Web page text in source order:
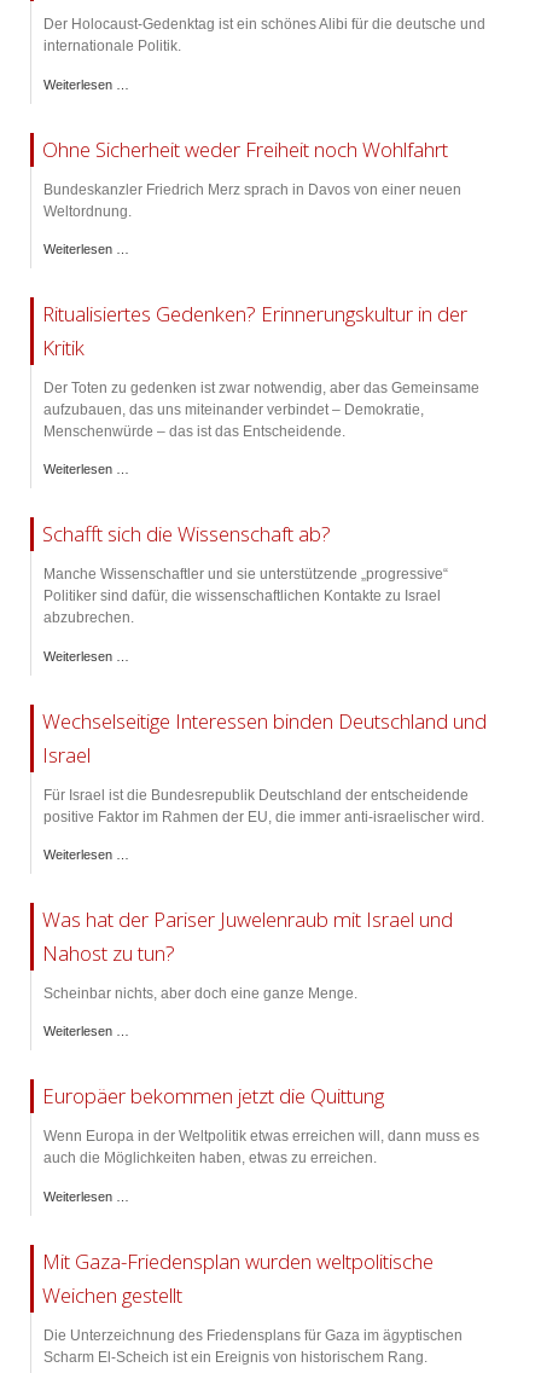
Der Holocaust-Gedenktag ist ein schönes Alibi für die deutsche und
internationale Politik.
Weiterlesen …
Ohne Sicherheit weder Freiheit noch Wohlfahrt
Bundeskanzler Friedrich Merz sprach in Davos von einer neuen
Weltordnung.
Weiterlesen …
Ritualisiertes Gedenken? Erinnerungskultur in der
Kritik
Der Toten zu gedenken ist zwar notwendig, aber das Gemeinsame
aufzubauen, das uns miteinander verbindet – Demokratie,
Menschenwürde – das ist das Entscheidende.
Weiterlesen …
Schafft sich die Wissenschaft ab?
Manche Wissenschaftler und sie unterstützende „progressive“
Politiker sind dafür, die wissenschaftlichen Kontakte zu Israel
abzubrechen.
Weiterlesen …
Wechselseitige Interessen binden Deutschland und
Israel
Für Israel ist die Bundesrepublik Deutschland der entscheidende
positive Faktor im Rahmen der EU, die immer anti-israelischer wird.
Weiterlesen …
Was hat der Pariser Juwelenraub mit Israel und
Nahost zu tun?
Scheinbar nichts, aber doch eine ganze Menge.
Weiterlesen …
Europäer bekommen jetzt die Quittung
Wenn Europa in der Weltpolitik etwas erreichen will, dann muss es
auch die Möglichkeiten haben, etwas zu erreichen.
Weiterlesen …
Mit Gaza-Friedensplan wurden weltpolitische
Weichen gestellt
Die Unterzeichnung des Friedensplans für Gaza im ägyptischen
Scharm El-Scheich ist ein Ereignis von historischem Rang.